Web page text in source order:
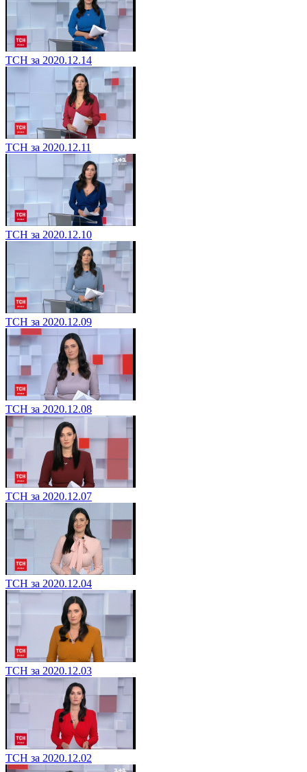
ТСН за 2020.12.14
ТСН за 2020.12.11
ТСН за 2020.12.10
ТСН за 2020.12.09
ТСН за 2020.12.08
ТСН за 2020.12.07
ТСН за 2020.12.04
ТСН за 2020.12.03
ТСН за 2020.12.02